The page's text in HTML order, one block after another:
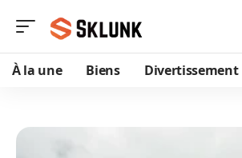
À la une Biens Divertissement